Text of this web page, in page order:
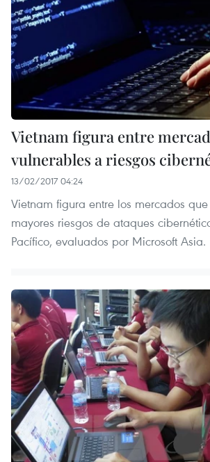
Vietnam figura entre
vulnerables a riesgos
13/02/2017 04:24
Vietnam figura entre los mercados
mayores riesgos de ataques
Pacífico, evaluados por Microsoft Asia.